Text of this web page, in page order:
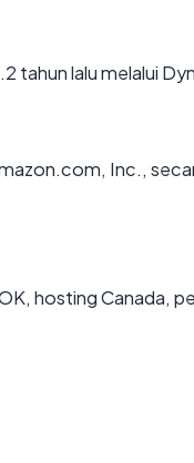
tahun lalu melalui
Inc.,
hosting Canada,